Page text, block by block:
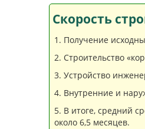
Скорость
Получение
Строительство
Устройство
Внутренние и
В итоге, средний
около 6,5 месяцев.